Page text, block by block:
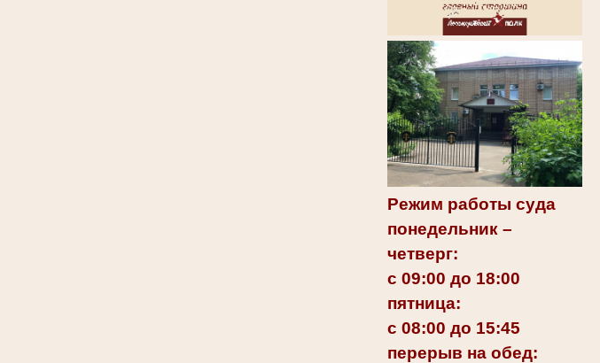
Режим работы суда
понедельник –
четверг:
с 09:00 до 18:00
пятница:
с 08:00 до 15:45
перерыв на обед: